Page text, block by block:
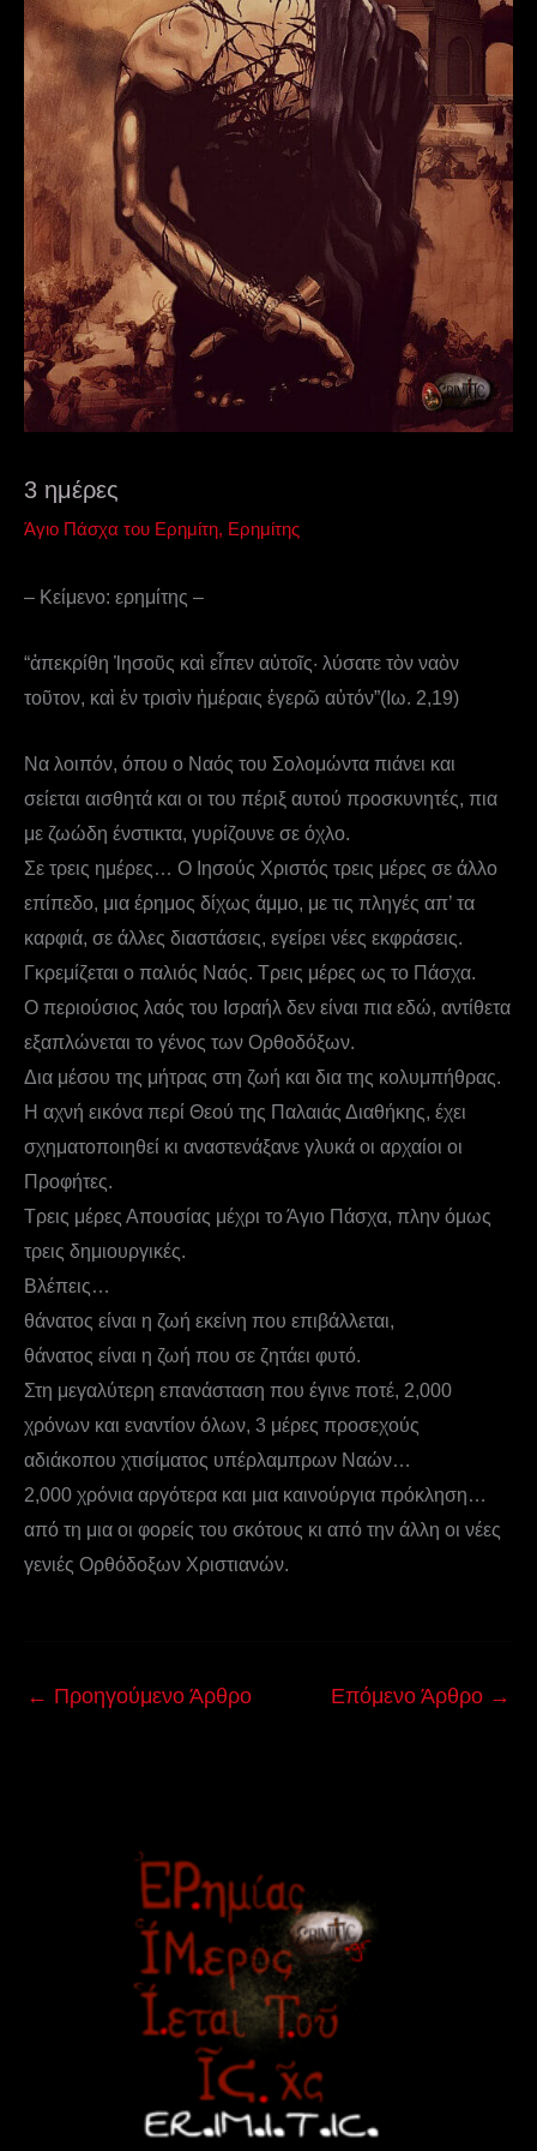
3 ημέρες
Άγιο Πάσχα του Ερημίτη, Ερημίτης
– Κείμενο: ερημίτης –
“ἀπεκρίθη Ἰησοῦς καὶ εἶπεν αὐτοῖς· λύσατε τὸν ναὸν
τοῦτον, καὶ ἐν τρισὶν ἡμέραις ἐγερῶ αὐτόν”(Ιω. 2,19)
Να λοιπόν, όπου ο Ναός του Σολομώντα πιάνει και
σείεται αισθητά και οι του πέριξ αυτού προσκυνητές, πια
με ζωώδη ένστικτα, γυρίζουνε σε όχλο.
Σε τρεις ημέρες… Ο Ιησούς Χριστός τρεις μέρες σε άλλο
επίπεδο, μια έρημος δίχως άμμο, με τις πληγές απ’ τα
καρφιά, σε άλλες διαστάσεις, εγείρει νέες εκφράσεις.
Γκρεμίζεται ο παλιός Ναός. Τρεις μέρες ως το Πάσχα.
Ο περιούσιος λαός του Ισραήλ δεν είναι πια εδώ, αντίθετα
εξαπλώνεται το γένος των Ορθοδόξων.
Δια μέσου της μήτρας στη ζωή και δια της κολυμπήθρας.
Η αχνή εικόνα περί Θεού της Παλαιάς Διαθήκης, έχει
σχηματοποιηθεί κι αναστενάξανε γλυκά οι αρχαίοι οι
Προφήτες.
Τρεις μέρες Απουσίας μέχρι το Άγιο Πάσχα, πλην όμως
τρεις δημιουργικές.
Βλέπεις…
θάνατος είναι η ζωή εκείνη που επιβάλλεται,
θάνατος είναι η ζωή που σε ζητάει φυτό.
Στη μεγαλύτερη επανάσταση που έγινε ποτέ, 2,000
χρόνων και εναντίον όλων, 3 μέρες προσεχούς
αδιάκοπου χτισίματος υπέρλαμπρων Ναών…
2,000 χρόνια αργότερα και μια καινούργια πρόκληση…
από τη μια οι φορείς του σκότους κι από την άλλη οι νέες
γενιές Ορθόδοξων Χριστιανών.
← Προηγούμενο Άρθρο Επόμενο Άρθρο →